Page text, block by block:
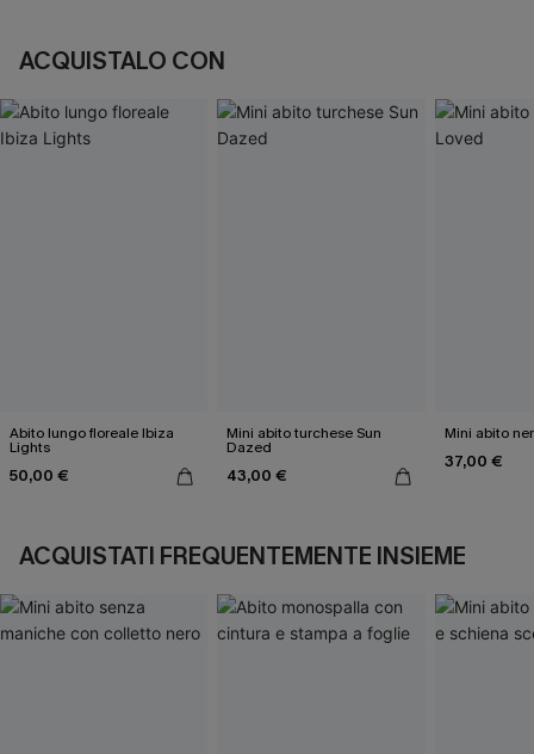
ACQUISTALO CON
Abito lungo floreale Ibiza
Lights
50,00 €
Mini abito turchese Sun
Dazed
43,00 €
Mini abito
37,00 €
ACQUISTATI FREQUENTEMENTE INSIEME